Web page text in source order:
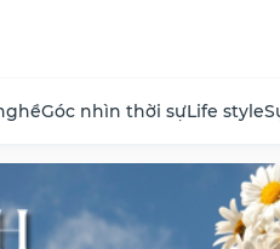
Góc nhìn thời sựLife style